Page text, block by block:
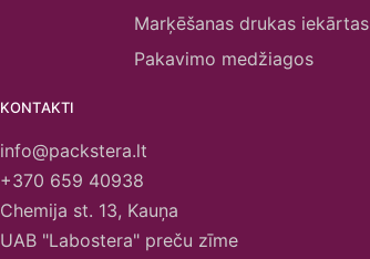
Marķēšanas drukas iekārtas
Pakavimo medžiagos
KONTAKTI
info@packstera.lt
+370 659 40938
Chemija st. 13, Kauņa
UAB "Labostera" preču zīme